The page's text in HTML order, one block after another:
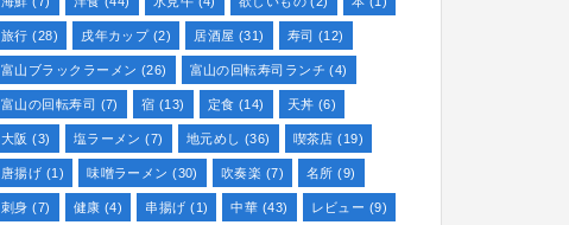
旅行 (28) 戌年カップ(2) 居酒屋 (31) 寿司 (12)
富山ブラックラーメン (26) 富山の回転寿司ランチ (4)
富山の回転寿司 (7) 宿 (13) 定食 (14) 天丼 (6)
大阪 (3) 塩ラーメン (7) 地元めし (36) 喫茶店 (19)
唐揚げ (1) 味噌ラーメン (30) 吹奏楽 (7) 名所 (9)
刺身 (7) 健康 (4) 串揚げ (1) 中華 (43) レビュー (9)